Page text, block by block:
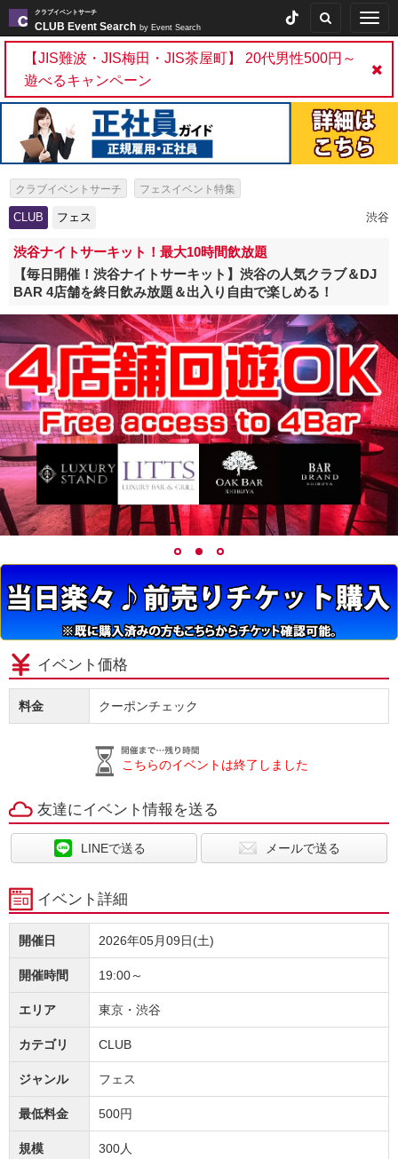
クラブイベントサーチ
CLUB Event Search by Event Search
【JIS難波・JIS梅田・JIS茶屋町】 20代男性500円～
遊べるキャンペーン
クラブイベントサーチ フェスイベント特集
ファンラン・ランフェス特集
CLUB フェス 渋谷
渋谷ナイトサーキット！最大10時間飲放題
【毎日開催！渋谷ナイトサーキット】渋谷の人気クラブ＆DJ
BAR 4店舗を終日飲み放題＆出入り自由で楽しめる！
イベント価格
料金 クーポンチェック
こちらのイベントは終了しました
友達にイベント情報を送る
LINEで送る メールで送る
イベント詳細
開催日 2026年05月09日(土)
開催時間 19:00～
エリア 東京・渋谷
カテゴリ CLUB
ジャンル フェス
最低料金 500円
規模 300人